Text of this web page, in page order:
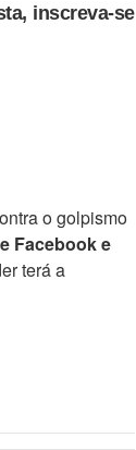
inscreva-se
o golpismo
Facebook e
terá a